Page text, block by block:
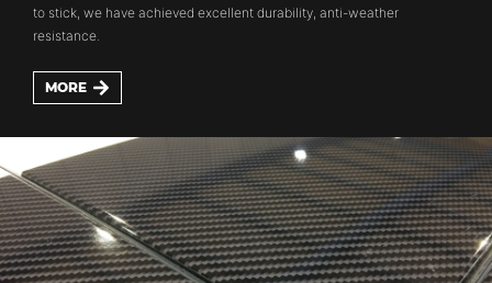
to stick, we have achieved excellent durability, anti-weather
resistance.
MORE